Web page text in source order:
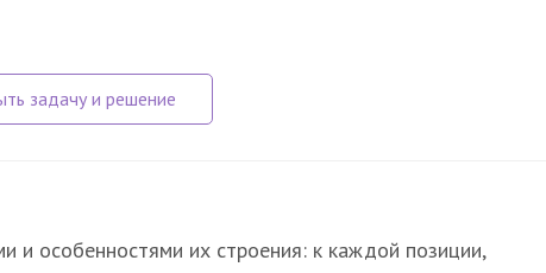
и особенностями их строения: к каждой позиции,